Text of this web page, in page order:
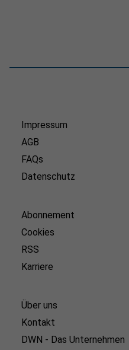
Impressum
AGB
FAQs
Datenschutz
Abonnement
Cookies
RSS
Karriere
Über uns
Kontakt
DWN - Das Unternehmen